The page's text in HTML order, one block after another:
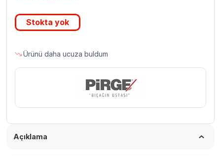
Stokta yok
Ürünü daha ucuza buldum
Açıklama